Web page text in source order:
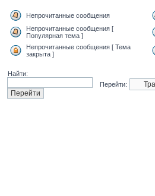
Непрочитанные сообщения
Непрочитанные сообщения [
Популярная тема ]
Непрочитанные сообщения [ Тема
закрыта ]
Найти:
Перейти: